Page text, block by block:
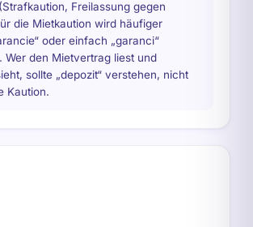
Freilassung gegen
die Mietkaution wird häufiger
oder einfach „garanci“
Wer den Mietvertrag liest und
sollte „depozit“ verstehen, nicht
Kaution.